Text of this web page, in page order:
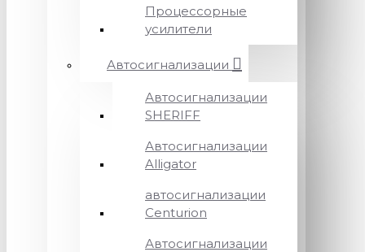
Процессорные
усилители
Автосигнализации
Автосигнализации
SHERIFF
Автосигнализации
Alligator
автосигнализации
Centurion
Автосигнализации